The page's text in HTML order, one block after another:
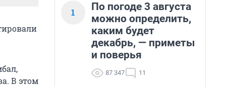
В этом
1
По погоде 3 августа
можно определить,
каким будет
декабрь, — приметы
и поверья
87 347 11